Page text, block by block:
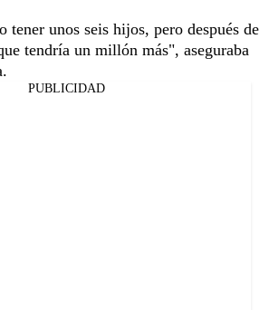
tener unos seis hijos, pero después de
tendría un millón más", aseguraba
PUBLICIDAD